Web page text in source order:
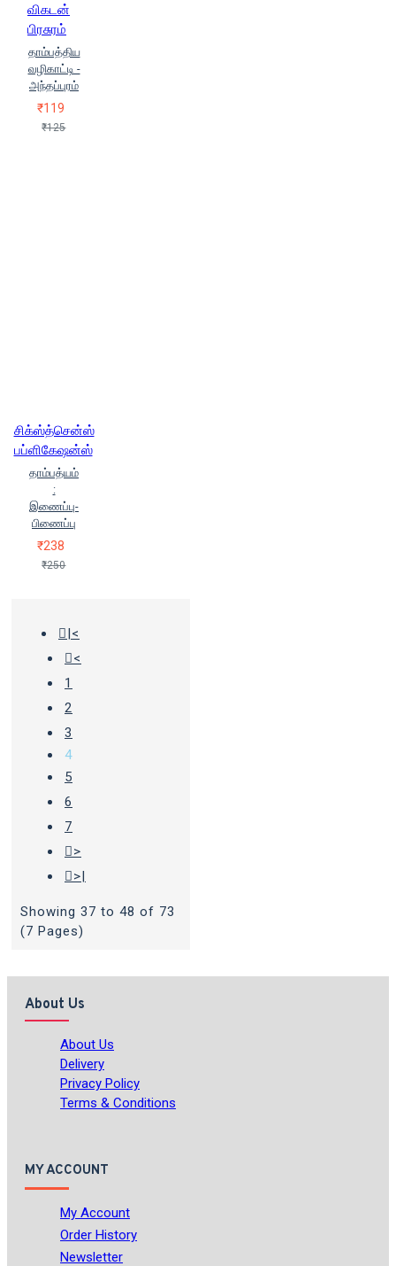
விகடன்
பிரசுரம்
தாம்பத்திய
வழிகாட்டி -
அந்தப்புரம்
₹119
₹125
சிக்ஸ்த்சென்ஸ்
பப்ளிகேஷன்ஸ்
தாம்பத்யம்
:
இணைப்பு-
பிணைப்பு
₹238
₹250
|<
<
1
2
3
4
5
6
7
>
>|
Showing 37 to 48 of 73
(7 Pages)
About Us
About Us
Delivery
Privacy Policy
Terms & Conditions
MY ACCOUNT
My Account
Order History
Newsletter